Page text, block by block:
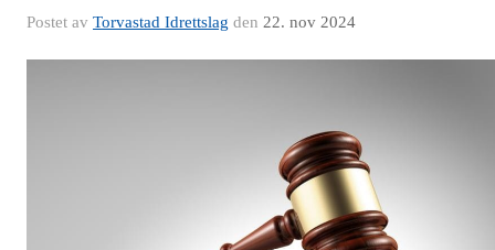
Postet av Torvastad Idrettslag den 22. nov 2024